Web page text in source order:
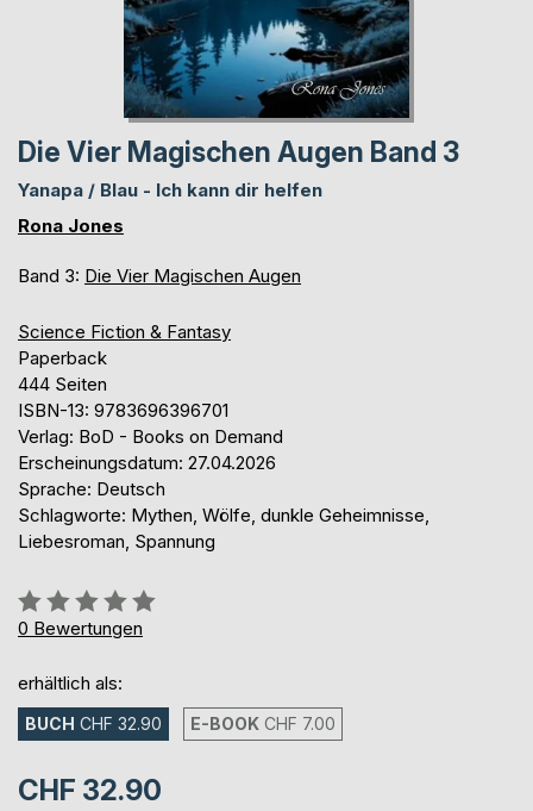
Die Vier Magischen Augen Band 3
Yanapa / Blau - Ich kann dir helfen
Rona Jones
Band 3: Die Vier Magischen Augen
Science Fiction & Fantasy
Paperback
444 Seiten
ISBN-13: 9783696396701
Verlag: BoD - Books on Demand
Erscheinungsdatum: 27.04.2026
Sprache: Deutsch
Schlagworte: Mythen, Wölfe, dunkle Geheimnisse,
Liebesroman, Spannung
Bewertung::
0%
0 Bewertungen
erhältlich als:
BUCH CHF 32.90 E-BOOK CHF 7.00
CHF 32.90